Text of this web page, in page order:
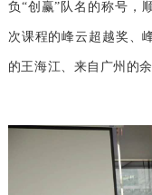
负“创赢”队名的称号，
次课程的峰云超越奖、
的王海江、来自广州的